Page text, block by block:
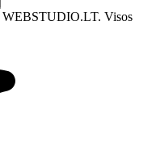
WEBSTUDIO.LT. Visos